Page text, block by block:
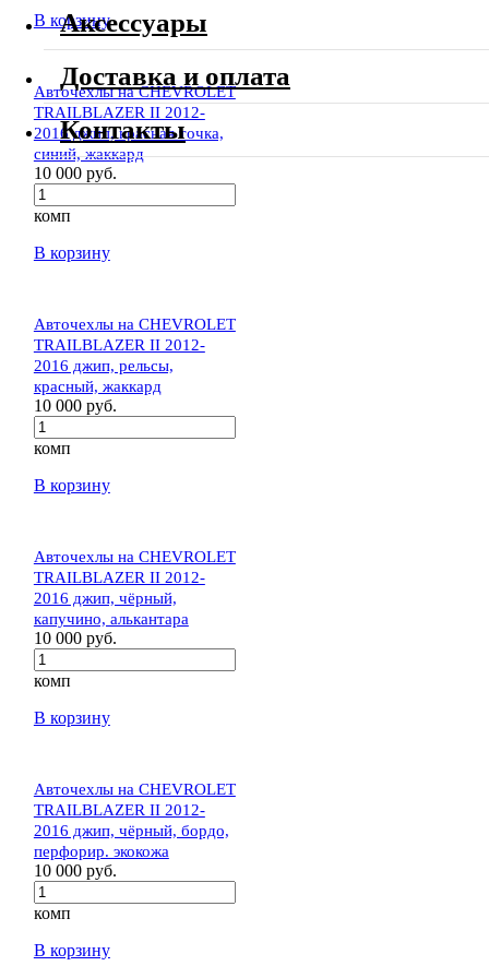
В корзину
Авточехлы на CHEVROLET
TRAILBLAZER II 2012-
2016 джип, красная точка,
синий, жаккард
10 000 руб.
комп
В корзину
Авточехлы на CHEVROLET
TRAILBLAZER II 2012-
2016 джип, рельсы,
красный, жаккард
10 000 руб.
комп
В корзину
Авточехлы на CHEVROLET
TRAILBLAZER II 2012-
2016 джип, чёрный,
капучино, алькантара
10 000 руб.
комп
В корзину
Авточехлы на CHEVROLET
TRAILBLAZER II 2012-
2016 джип, чёрный, бордо,
перфорир. экокожа
10 000 руб.
комп
В корзину
Аксессуары
Доставка и оплата
Контакты